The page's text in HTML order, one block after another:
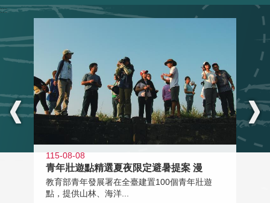
:::
115-08-08
青年壯遊點精選夏夜限定避暑提案 漫
教育部青年發展署在全臺建置100個青年壯遊
點，提供山林、海洋...